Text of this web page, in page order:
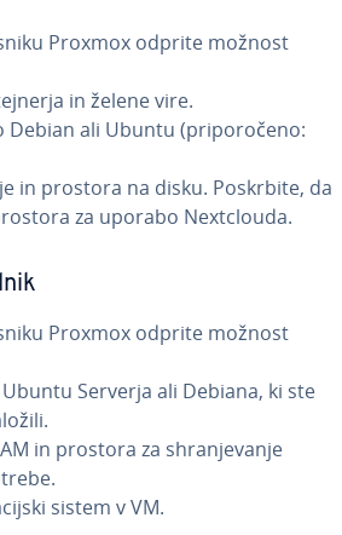
Proxmox odprite možnost
in želene vire.
Debian ali Ubuntu (pri­po­ro­če­no:
in prostora na disku. Poskrbite, da
za uporabo Ne­xt­clo­u­da.
Proxmox odprite možnost
Serverja ali Debiana, ki ste
in prostora za shra­nje­va­nje
sistem v VM.